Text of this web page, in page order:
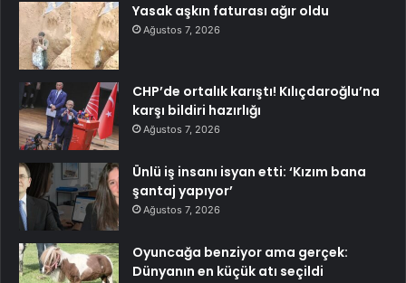
Yasak aşkın faturası ağır oldu
Ağustos 7, 2026
CHP’de ortalık karıştı! Kılıçdaroğlu’na
karşı bildiri hazırlığı
Ağustos 7, 2026
Ünlü iş insanı isyan etti: ‘Kızım bana
şantaj yapıyor’
Ağustos 7, 2026
Oyuncağa benziyor ama gerçek:
Dünyanın en küçük atı seçildi